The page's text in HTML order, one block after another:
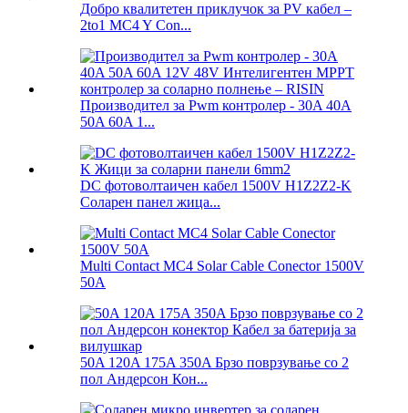
Добро квалитетен приклучок за PV кабел –
2to1 MC4 Y Con...
Производител за Pwm контролер - 30A 40A
50A 60A 1...
DC фотоволтаичен кабел 1500V H1Z2Z2-K
Соларен панел жица...
Multi Contact MC4 Solar Cable Conector 1500V
50A
50A 120A 175A 350A Брзо поврзување со 2
пол Андерсон Кон...